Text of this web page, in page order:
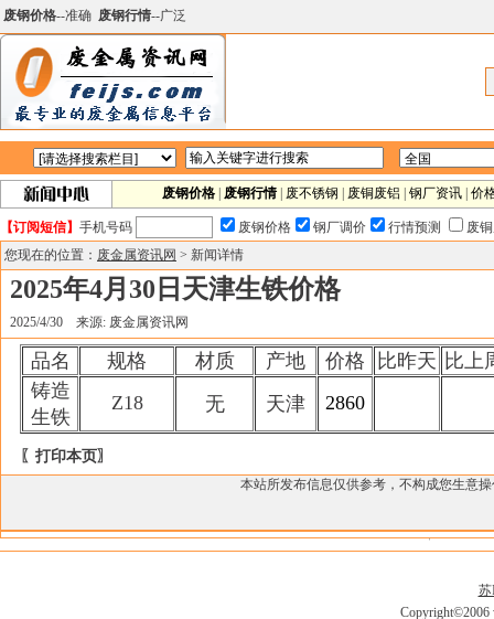
废钢价格--准确 废钢行情--广泛
废钢价格 废钢行情| 废不锈钢 废铜废铝 钢厂资讯 价
【订阅短信】 手机号码 废钢价格 钢厂调价 行情预测
废
您现在的位置： 废金属资讯网 > 新闻详情
2025年4月30日天津生铁价格
2025/4/30 来源: 废金属资讯网
品名 规格 材质 产地 价格 比昨天 比上
铸造
生铁
Z18 无 天津 2860
〖打印本页〗
本站所发布信息仅供参考，不构成您生意
苏
Copyright©2006